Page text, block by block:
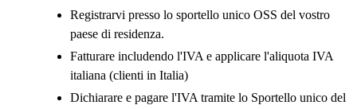
Registrarvi presso lo sportello unico OSS del vostro
paese di residenza.
Fatturare includendo l'IVA e applicare l'aliquota IVA
italiana (clienti in Italia)
Dichiarare e pagare l'IVA tramite lo Sportello unico del